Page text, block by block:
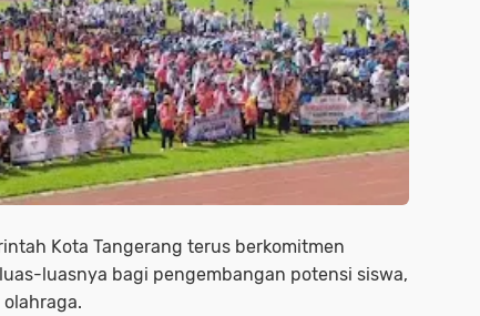
Kota Tangerang terus berkomitmen
luasnya bagi pengembangan potensi siswa,